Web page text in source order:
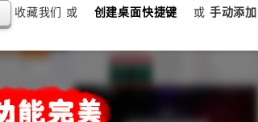
收藏我们 或 创建桌面快捷键 或 手动添